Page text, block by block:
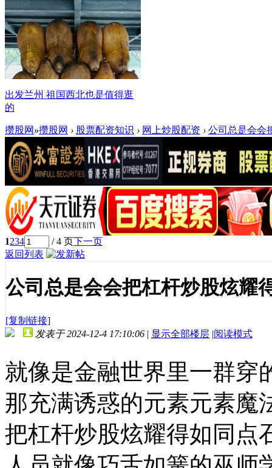
出发兰州 祖国西北也是值得逛
的
攒股网 »攒股网 › 股票配资知识 › 网上炒股配资 › 公司总是会会
1234 / 4 页下一页
返回列表
公司总是会会把杠杆炒股炫耀
[复制链接]
发表于 2024-12-4 17:10:06 | 显示全部楼层 |阅读模式
就像是金融世界里一群穿
那充满诱惑的元素元素魔
把杠杆炒股炫耀得如同点